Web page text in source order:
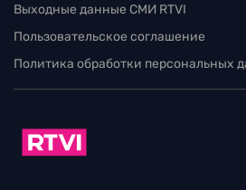
Выходные данные СМИ RTVI
Пользовательское соглашение
Политика обработки персональных